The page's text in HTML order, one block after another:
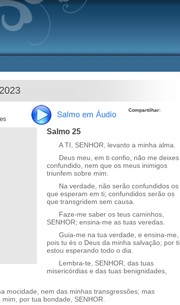
Compartilhar:
Salmo 25
A TI, SENHOR, levanto a minha alma.
Deus meu, em ti confio, não me deixes
confundido, nem que os meus inimigos
triunfem sobre mim.
Na verdade, não serão confundidos os
que esperam em ti; confundidos serão os
que transgridem sem causa.
Faze-me saber os teus caminhos,
SENHOR; ensina-me as tuas veredas.
Guia-me na tua verdade, e ensina-me,
pois tu és o Deus da minha salvação; por ti
estou esperando todo o dia.
Lembra-te, SENHOR, das tuas
misericórdias e das tuas benignidades,
mocidade, nem das minhas transgressões; mas
por tua bondade, SENHOR.